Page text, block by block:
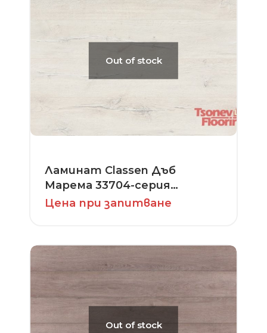
Out of stock
Ламинат Classen Дъб
Марема 33704-серия
Extravagant Dynamic
Цена при запитване
Out of stock